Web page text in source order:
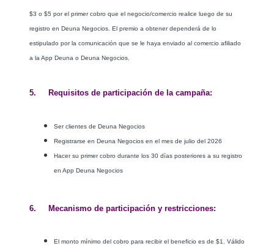
$3 o $5 por el primer cobro que el negocio/comercio realice luego de su
registro en Deuna Negocios. El premio a obtener dependerá de lo
estipulado por la comunicación que se le haya enviado al comercio afiliado
a la App Deuna o Deuna Negocios.
5. Requisitos de participación de la campaña:
Ser clientes de Deuna Negocios
Registrarse en Deuna Negocios en el mes de julio del 2026
Hacer su primer cobro durante los 30 días posteriores a su registro
en App Deuna Negocios
6. Mecanismo de participación y restricciones:
El monto mínimo del cobro para recibir el beneficio es de $1. Válido